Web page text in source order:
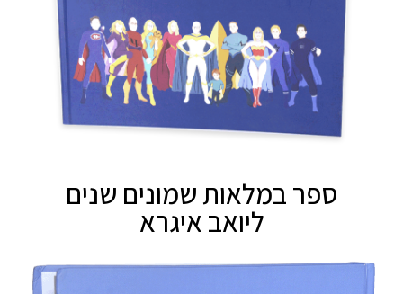
ספר במלאות שמונים שנים
ליואב איגרא